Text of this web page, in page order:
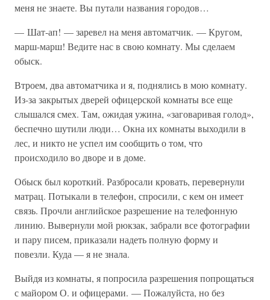
меня не знаете. Вы путали названия городов…
— Шат-ап! — заревел на меня автоматчик. — Кругом,
марш-марш! Ведите нас в свою комнату. Мы сделаем
обыск.
Втроем, два автоматчика и я, поднялись в мою комнату.
Из-за закрытых дверей офицерской комнаты все еще
слышался смех. Там, ожидая ужина, «заговаривая голод»,
беспечно шутили люди… Окна их комнаты выходили в
лес, и никто не успел им сообщить о том, что
происходило во дворе и в доме.
Обыск был короткий. Разбросали кровать, перевернули
матрац. Потыкали в телефон, спросили, с кем он имеет
связь. Прочли английское разрешение на телефонную
линию. Вывернули мой рюкзак, забрали все фотографии
и пару писем, приказали надеть полную форму и
повезли. Куда — я не знала.
Выйдя из комнаты, я попросила разрешения попрощаться
с майором О. и офицерами. — Пожалуйста, но без